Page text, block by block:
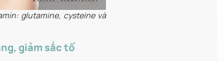
glutamine, cysteine và
giảm sắc tố